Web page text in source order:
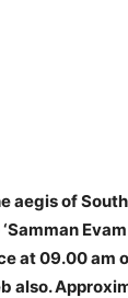
of
at 09.00 am
also.